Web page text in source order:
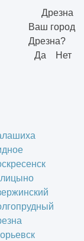
Дрезна
Ваш город
Дрезна?
Да
Нет